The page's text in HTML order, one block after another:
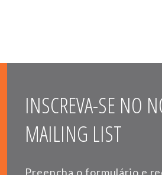
INSCREVA-SE NO
MAILING LIST
Preencha o formulário e